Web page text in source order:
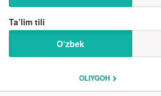
Ta’lim tili
O‘zbek
OLIYGOH